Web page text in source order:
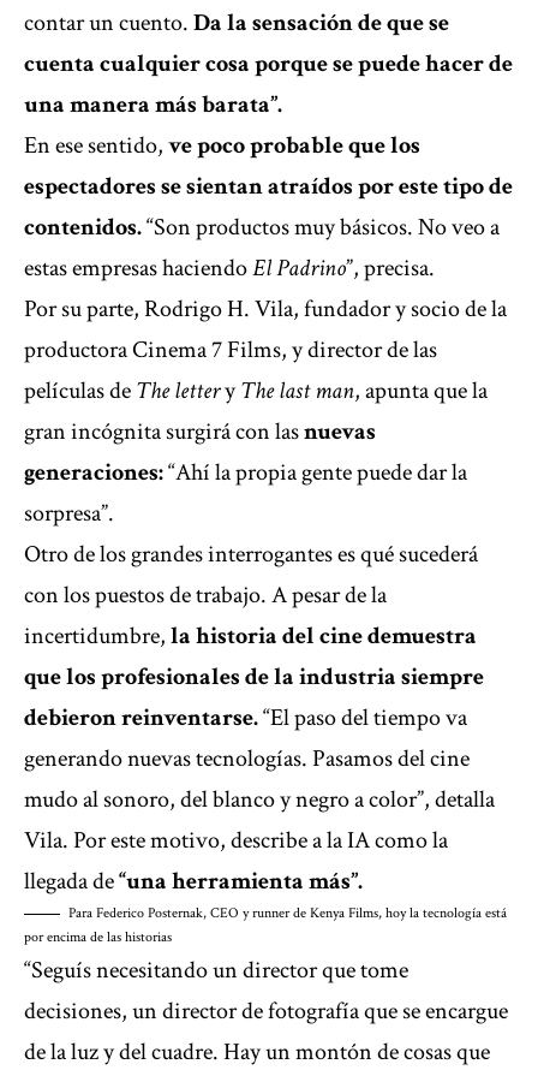
contar un cuento.Da la sensación de que se
cuenta cualquier cosa porque se puede hacer de
una manera más barata”.
En ese sentido,ve poco probable que los
espectadores se sientan atraídos por este tipo de
contenidos.“Son productos muy básicos. No veo a
estas empresas haciendoEl Padrino”, precisa.
Por su parte, Rodrigo H. Vila, fundador y socio de la
productora Cinema 7 Films, y director de las
películas deThe letteryThe last man, apunta que la
gran incógnita surgirá con lasnuevas
generaciones:“Ahí la propia gente puede dar la
sorpresa”.
Otro de los grandes interrogantes es qué sucederá
con los puestos de trabajo. A pesar de la
incertidumbre,la historia del cine demuestra
que los profesionales de la industria siempre
debieron reinventarse.“El paso del tiempo va
generando nuevas tecnologías. Pasamos del cine
mudo al sonoro, del blanco y negro a color”, detalla
Vila. Por este motivo, describe a la IA como la
llegada de“una herramienta más”.
Para Federico Posternak, CEO y runner de Kenya Films, hoy la tecnología está
por encima de las historias
“Seguís necesitando un director que tome
decisiones, un director de fotografía que se encargue
de la luz y del cuadre. Hay un montón de cosas que